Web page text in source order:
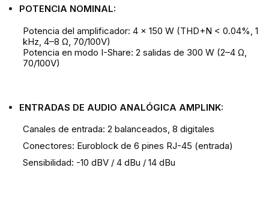
POTENCIA NOMINAL:
Potencia del amplificador: 4 x 150 W (THD+N < 0.04%, 1
kHz, 4–8 Ω, 70/100V)
Potencia en modo I-Share: 2 salidas de 300 W (2–4 Ω,
70/100V)
ENTRADAS DE AUDIO ANALÓGICA AMPLINK:
Canales de entrada: 2 balanceados, 8 digitales
Conectores: Euroblock de 6 pines RJ-45 (entrada)
Sensibilidad: -10 dBV / 4 dBu / 14 dBu